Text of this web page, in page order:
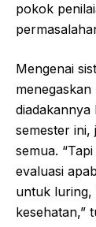
pokok
Mengenai
semester ini,
semua.
evaluasi
untuk luring,
kesehatan,”